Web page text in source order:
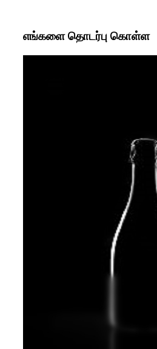
எங்களை தொடர்பு கொள்ள